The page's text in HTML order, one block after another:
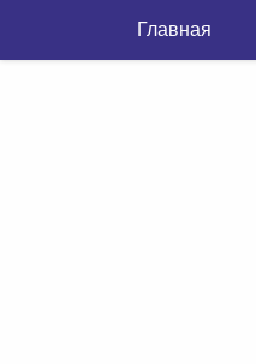
Главная